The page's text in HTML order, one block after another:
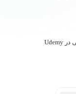
Khaqan Chaudhry مدرس دوره‌های آموزشی در Udemy